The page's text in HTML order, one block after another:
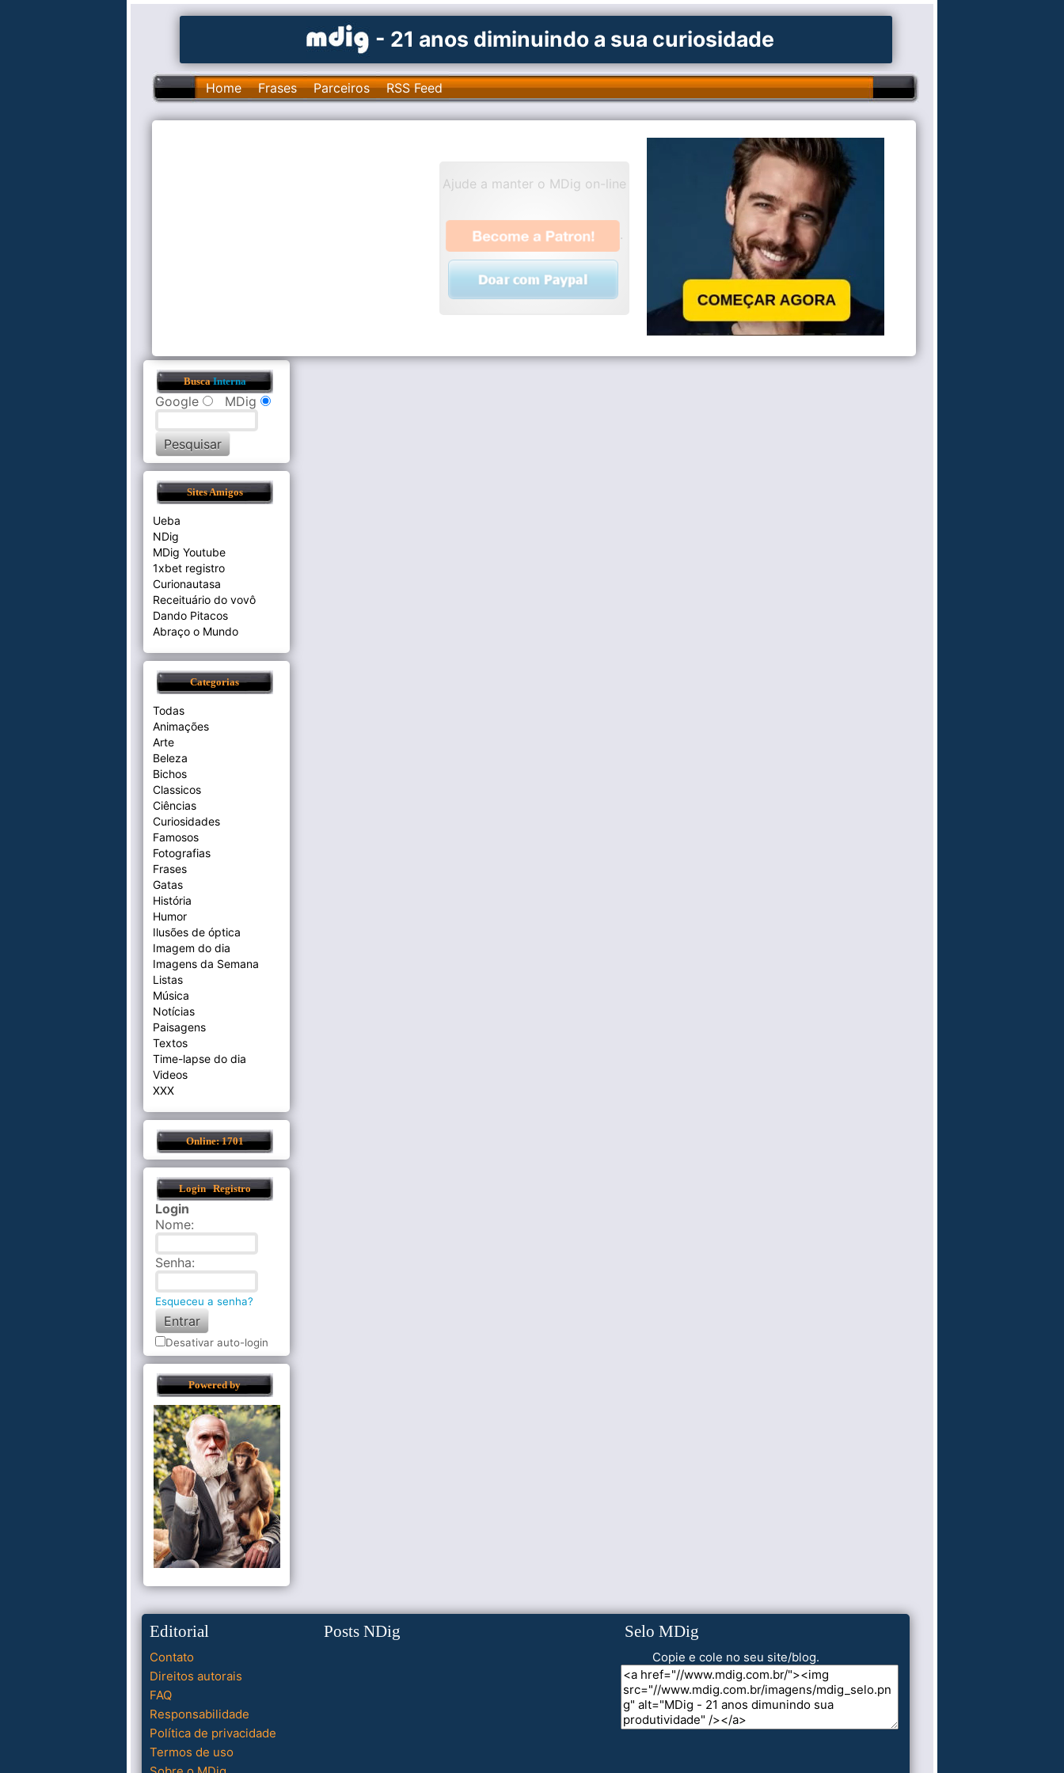
- 21 anos diminuindo a sua curiosidade
Home Frases Parceiros RSS Feed
Ajude a manter o MDig on-line
.
BuscaInterna
Google MDig
Sites Amigos
Ueba
NDig
MDig Youtube
1xbet registro
Curionautasa
Receituário do vovô
Dando Pitacos
Abraço o Mundo
Categorias
Todas
Animações
Arte
Beleza
Bichos
Classicos
Ciências
Curiosidades
Famosos
Fotografias
Frases
Gatas
História
Humor
Ilusões de óptica
Imagem do dia
Imagens da Semana
Listas
Música
Notícias
Paisagens
Textos
Time-lapse do dia
Videos
XXX
Online: 1701
Login Registro
Login
Nome:
Senha:
Esqueceu a senha?
Desativar auto-login
Powered by
Editorial
Contato
Direitos autorais
FAQ
Responsabilidade
Política de privacidade
Termos de uso
Posts NDig Selo MDig
Copie e cole no seu site/blog.